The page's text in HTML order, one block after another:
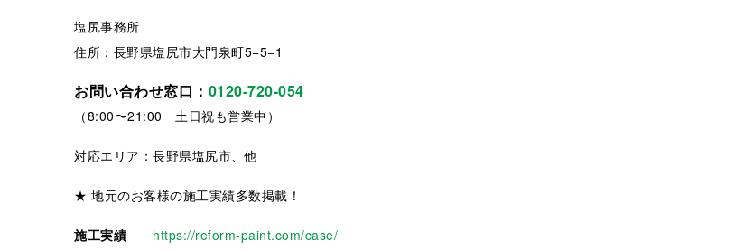
塩尻事務所
住所：長野県塩尻市大門泉町5−5−1
お問い合わせ窓口： 0120-720-054
（8:00〜21:00 土日祝も営業中）
対応エリア：長野県塩尻市、他
★ 地元のお客様の施工実績多数掲載！
施工実績
https://reform-paint.com/case/